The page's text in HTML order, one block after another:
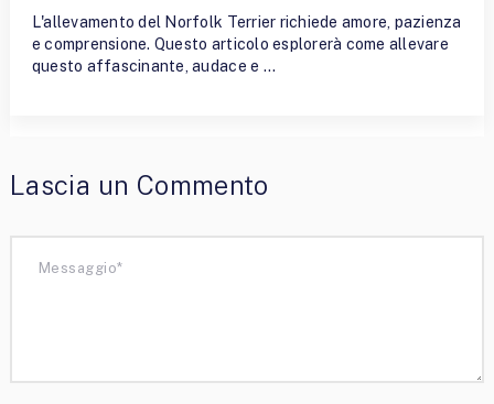
L'allevamento del Norfolk Terrier richiede amore, pazienza
e comprensione. Questo articolo esplorerà come allevare
questo affascinante, audace e …
Lascia un Commento